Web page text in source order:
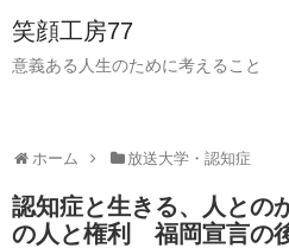
笑顔工房77
意義ある人生のために考えること
ホーム 放送大学・認知症
認知症と生きる、人と
の人と権利 福岡宣言の